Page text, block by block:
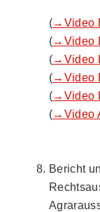
(→Video
(→Video
(→Video
(→Video
(→Video
(→Video
Bericht